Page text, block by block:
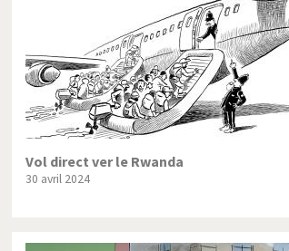
Vol direct ver le Rwanda
30 avril 2024